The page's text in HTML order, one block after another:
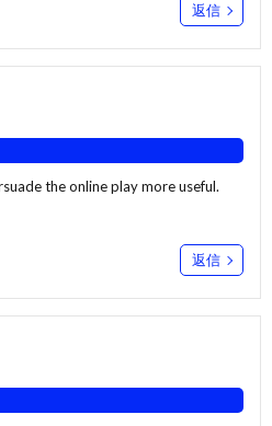
返信
the online play more useful.
返信